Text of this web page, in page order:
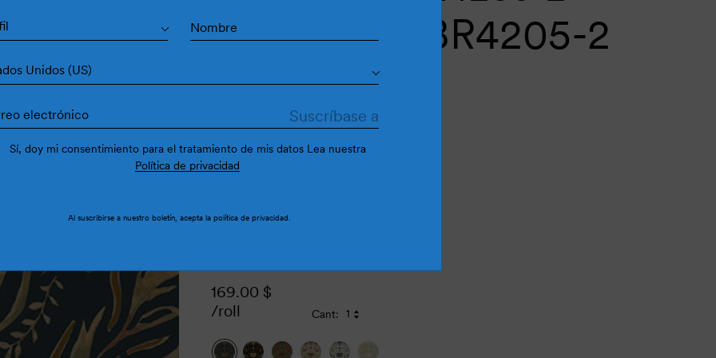
Domàs BR4205-2
169.00 $
/roll
Cant: Cantidad más
Unidos (US)
Sí, doy mi consentimiento para el tratamiento de mis datos Lea nuestra
Política de privacidad
Al suscribirse a nuestro boletín, acepta la política de privacidad